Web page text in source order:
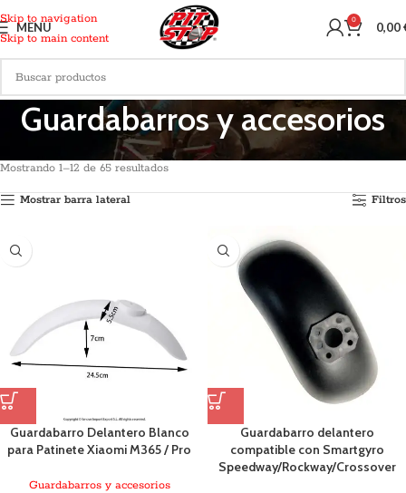
Skip to navigation
Skip to main content
MENU 0 0,00
Guardabarros y accesorios
Molduras Guardabarros y accesorios
Mostrando 1–12 de 65 resultados
Mostrar barra lateral Filtros
Guardabarro Delantero Blanco
para Patinete Xiaomi M365 / Pro
Guardabarros y accesorios
Guardabarro delantero
compatible con Smartgyro
Speedway/Rockway/Crossover